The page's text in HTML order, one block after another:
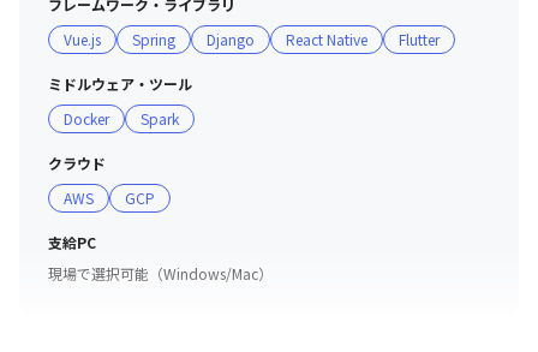
フレームワーク・ライブラリ
Vue.js
Spring Django React Native Flutter
ミドルウェア・ツール
Docker
Spark
クラウド
AWS
GCP
支給PC
現場で選択可能（Windows/Mac）